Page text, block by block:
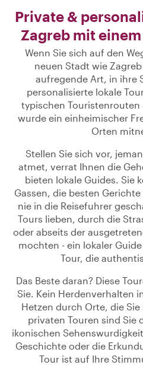
Private &
Zagreb mit
Wenn Sie sich auf den
neuen Stadt wie
aufregende Art, in ihre
personalisierte lokale
typischen Touristenrouten
wurde ein einheimischer
Orten
Stellen Sie sich vor,
atmet, verrat Ihnen die
bieten lokale Guides. Sie
Gassen, die besten
nie in die Reisefuhrer
Tours lieben, durch die
oder abseits der
mochten - ein lokaler
Tour, die
Das Beste daran? Diese
Sie. Kein Herdenverhalten
Hetzen durch Orte, die
privaten Touren sind Sie
ikonischen
Geschichte oder die
Tour ist auf Ihre